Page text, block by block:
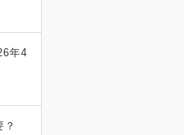
年4
？